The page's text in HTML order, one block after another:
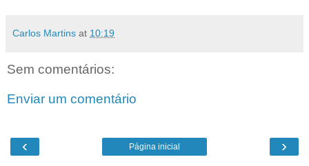
Carlos Martins at 10:19
Sem comentários:
Enviar um comentário
‹ ›
Página inicial